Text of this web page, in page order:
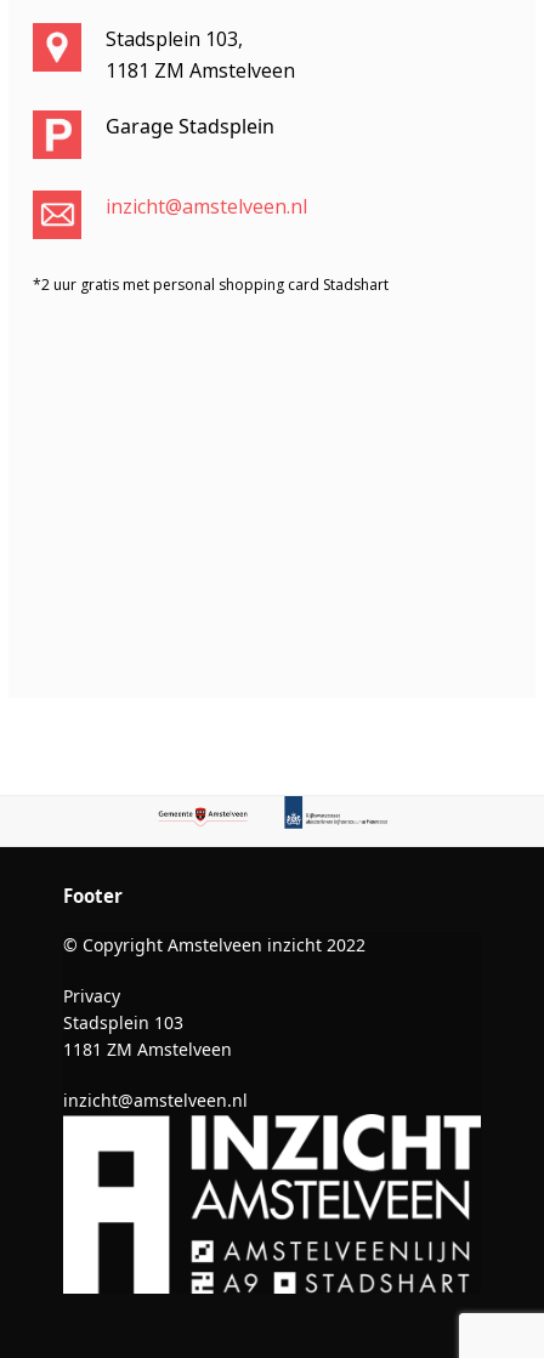
Stadsplein 103,
1181 ZM Amstelveen
Garage Stadsplein
inzicht@amstelveen.nl
*2 uur gratis met personal shopping card Stadshart
Footer
© Copyright Amstelveen inzicht 2022
Privacy
Stadsplein 103
1181 ZM Amstelveen
inzicht@amstelveen.nl